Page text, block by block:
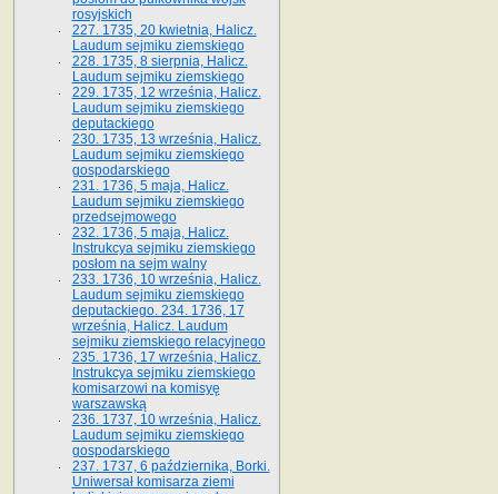
rosyjskich
227. 1735, 20 kwietnia, Halicz.
Laudum sejmiku ziemskiego
228. 1735, 8 sierpnia, Halicz.
Laudum sejmiku ziemskiego
229. 1735, 12 września, Halicz.
Laudum sejmiku ziemskiego
deputackiego
230. 1735, 13 września, Halicz.
Laudum sejmiku ziemskiego
gospodarskiego
231. 1736, 5 maja, Halicz.
Laudum sejmiku ziemskiego
przedsejmowego
232. 1736, 5 maja, Halicz.
Instrukcya sejmiku ziemskiego
posłom na sejm walny
233. 1736, 10 września, Halicz.
Laudum sejmiku ziemskiego
deputackiego. 234. 1736, 17
września, Halicz. Laudum
sejmiku ziemskiego relacyjnego
235. 1736, 17 września, Halicz.
Instrukcya sejmiku ziemskiego
komisarzowi na komisyę
warszawską
236. 1737, 10 września, Halicz.
Laudum sejmiku ziemskiego
gospodarskiego
237. 1737, 6 października, Borki.
Uniwersał komisarza ziemi